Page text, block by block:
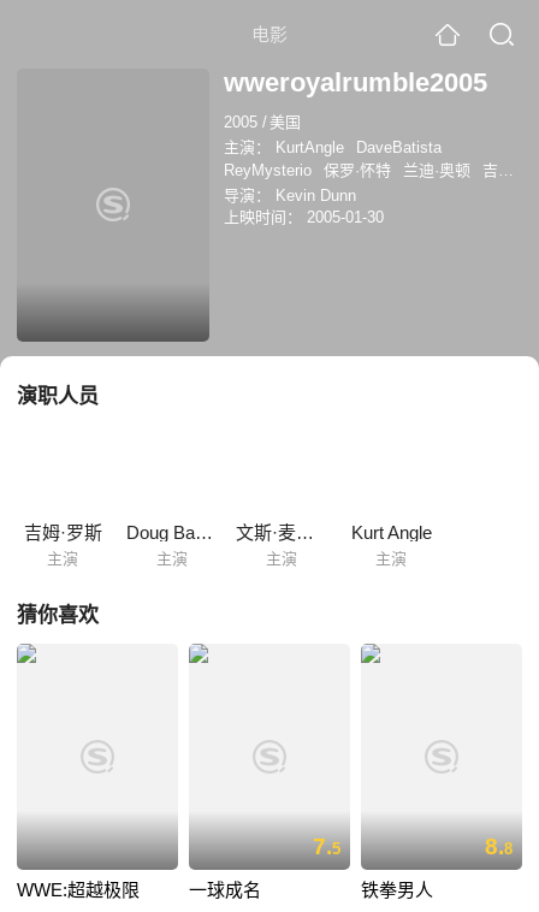
电影
wweroyalrumble2005
2005 / 美国
主演：
KurtAngle
DaveBatista
ReyMysterio
保罗·怀特 兰迪·奥顿
吉姆·
罗斯
Doug Basham
Doan
Jimmy Korderas
导演：
Kevin Dunn
上映时间：
2005-01-30
演职人员
吉姆·罗斯
主演
Doug Basham
主演
文斯·麦马汉
主演
Kurt Angle
主演
猜你喜欢
WWE:超越极限
7.5
一球成名
8.8
铁拳男人